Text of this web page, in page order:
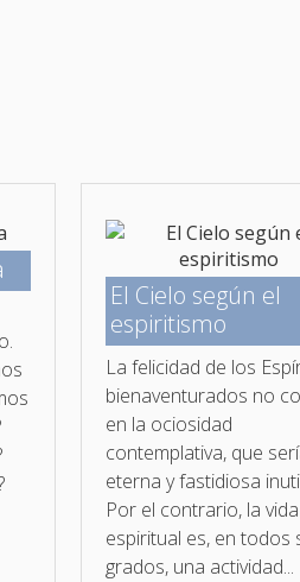
El Cielo según el
espiritismo
La felicidad de los
bienaventurados no
en la ociosidad
contemplativa, que
eterna y fastidiosa
Por el contrario, la vida
espiritual es, en todos
grados, una actividad...